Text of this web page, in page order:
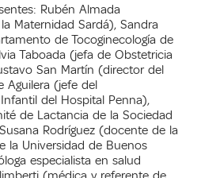
Rubén Almada
Maternidad Sardá), Sandra
de Tocoginecología de
Taboada (jefa de Obstetricia
San Martín (director del
Aguilera (jefe del
del Hospital Penna),
de Lactancia de la Sociedad
Rodríguez (docente de la
la Universidad de Buenos
especialista en salud